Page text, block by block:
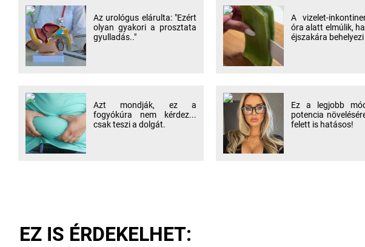
Az urológus elárulta: "Ezért
olyan gyakori a prosztata
gyulladás.."
A vizelet-
óra alatt elmúlik,
éjszakára behelyezi
Azt mondják, ez a
fogyókúra nem kérdez...
csak teszi a dolgát.
Ez a legjobb
potencia
felett is hatásos!
EZ IS ÉRDEKELHET: